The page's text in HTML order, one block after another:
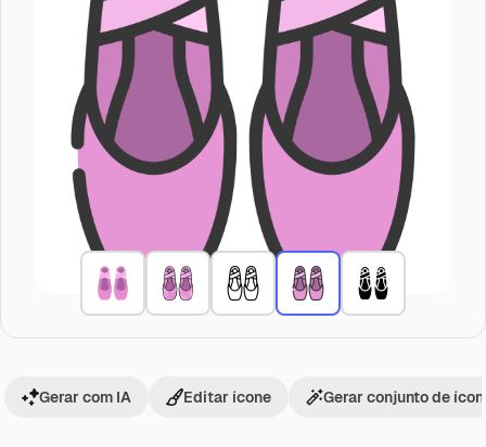
Gerar com IA Editar ícone Gerar conjunto de